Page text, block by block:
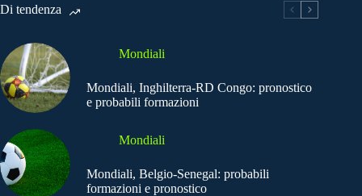
Di tendenza
Mondiali
Mondiali, Inghilterra-RD Congo: pronostico
e probabili formazioni
Mondiali
Mondiali, Belgio-Senegal: probabili
formazioni e pronostico